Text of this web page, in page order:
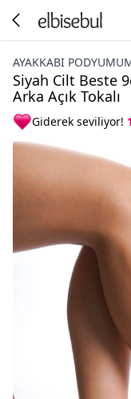
AYAKKABI
Siyah Cilt Beste
Arka Açık Tokalı
Giderek seviliyor!